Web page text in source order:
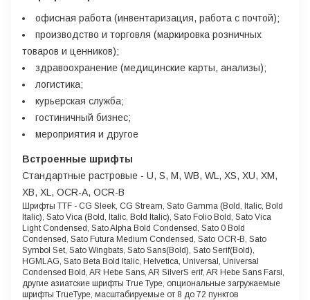
офисная работа (инвентаризация, работа с почтой);
производство и торговля (маркировка розничных
товаров и ценников);
здравоохранение (медицинские карты, анализы);
логистика;
курьерская служба;
гостиничный бизнес;
мероприятия и другое
Встроенные шрифты
Стандартные растровые - U, S, M, WB, WL, XS, XU, XM,
XB, XL, OCR-A, OCR-B
Шрифты TTF - CG Sleek, CG Stream, Sato Gamma (Bold, Italic, Bold
Italic), Sato Vica (Bold, Italic, Bold Italic), Sato Folio Bold, Sato Vica
Light Condensed, Sato Alpha Bold Condensed, Sato 0 Bold
Condensed, Sato Futura Medium Condensed, Sato OCR-B, Sato
Symbol Set, Sato Wingbats, Sato Sans(Bold), Sato Serif(Bold),
HGMLAG, Sato Beta Bold Italic, Helvetica, Universal, Universal
Condensed Bold, AR Hebe Sans, AR SilverS erif, AR Hebe Sans Farsi,
другие азиатские шрифты True Type, опциональные загружаемые
шрифты TrueType, масштабируемые от 8 до 72 пунктов